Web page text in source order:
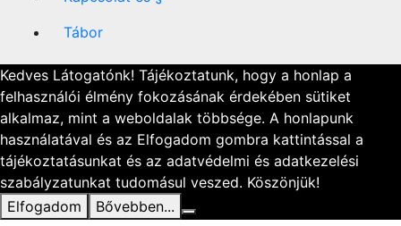
Tábor
Kedves Látogatónk! Tájékoztatunk, hogy a honlap a
felhasználói élmény fokozásának érdekében sütiket
alkalmaz, mint a weboldalak többsége. A honlapunk
használatával és az Elfogadom gombra kattintással a
tájékoztatásunkat és az adatvédelmi és adatkezelési
szabályzatunkat tudomásul veszed. Köszönjük!
Elfogadom
Bővebben...